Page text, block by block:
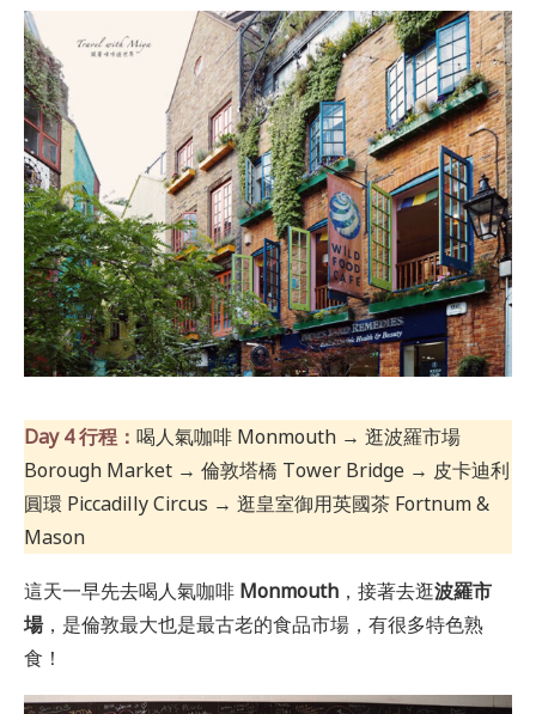
Day 4 行程： 喝人氣咖啡 Monmouth → 逛波羅市場
Borough Market → 倫敦塔橋 Tower Bridge → 皮卡迪利
圓環 Piccadilly Circus → 逛皇室御用英國茶 Fortnum &
Mason
這天一早先去喝人氣咖啡 Monmouth ，接著去逛波羅市
場，是倫敦最大也是最古老的食品市場，有很多特色熟
食！